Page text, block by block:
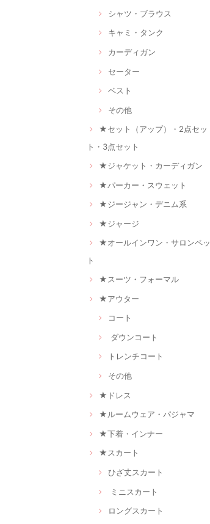
シャツ・ブラウス
キャミ・タンク
カーディガン
セーター
ベスト
その他
★セット（アップ）・2点セッ
ト・3点セット
★ジャケット・カーディガン
★パーカー・スウェット
★ジージャン・デニム系
★ジャージ
★オールインワン・サロンペッ
ト
★スーツ・フォーマル
★アウター
コート
ダウンコート
トレンチコート
その他
★ドレス
★ルームウェア・パジャマ
★下着・インナー
★スカート
ひざ丈スカート
ミニスカート
ロングスカート